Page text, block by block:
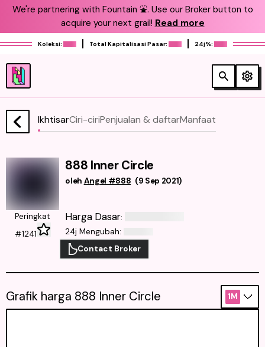
We're partnering with Fountain ⛲️. Use our Broker button to
acquire your next grail! Read more
Koleksi: Total Kapitalisasi Pasar: 24j%:
IkhtisarCiri-ciriPenjualan & daftarManfaat
888 Inner Circle
oleh Angel #888 (9 Sep 2021)
Peringkat
#1241
Harga Dasar:
24j Mengubah:
Contact Broker
Grafik harga 888 Inner Circle 1M